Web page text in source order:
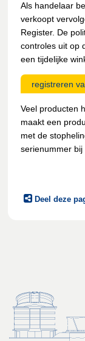
Als handelaar
verkoopt
Register. De
controles uit op
een tijdelijke
registreren
Veel producten
maakt een
met de
serienummer bij
Deel deze